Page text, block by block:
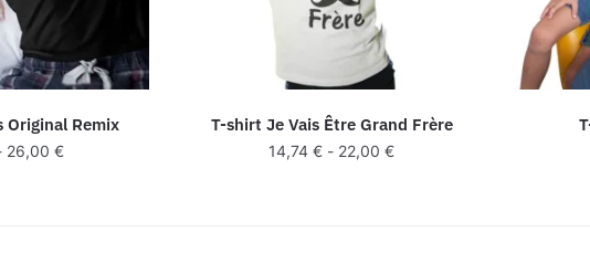
Original Remix
26,00€
T-shirt Je Vais Être Grand Frère
14,74€ - 22,00€